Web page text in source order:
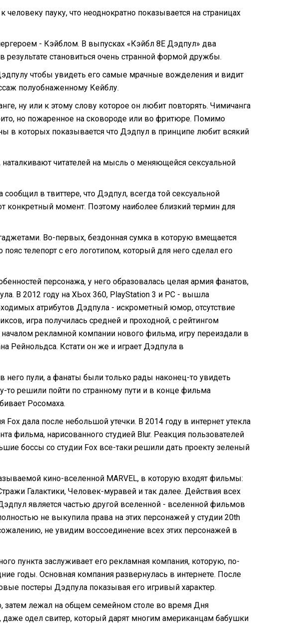
пауку, что неоднократно показывается на страницах
- Кэйблом. В выпусках «Кэйбл 8Е Дэдпул» два
становиться очень странной формой дружбы.
чтобы увидеть его самые мрачные вожделения и видит
полуобнаженному Кейблу.
ну или к этому слову которое он любит повторять. Чимичанга
но пожаренное на сковороде или во фритюре. Помимо
в которых показывается что Дэдпул в принципе любит всякий
читателей на мысль о меняющейся сексуальной
сообщил в твиттере, что Дэдпул, всегда той сексуальной
конкретный момент. Поэтому наиболее близкий термин для
Во-первых, бездонная сумка в которую вмещается
телепорт с его логотипом, который для него сделал его
персонажа, у него образовалась целая армия фанатов,
В 2012 году на ХЬох 360, PlayStation 3 и PC - вышла
атрибутов Дэдпула - искрометный юмор, отсутствие
игра получилась средней и проходной, с рейтингом
рекламной компании нового фильма, игру переиздали в
Рейнольдса. Кстати он же и играет Дэдпула в
него пули, а фанаты были только рады наконец-то увидеть
решили пойти по странному пути и в конце фильма
Росомаха.
дала после небольшой утечки. В 2014 году в интернет утекла
фильма, нарисованного студией Blur. Реакция пользователей
боссы со студии Fox все-таки решили дать проекту зеленый
кино-вселенной MARVEL, в которую входят фильмы:
Галактики, Человек-муравей и так далее. Действия всех
является частью другой вселенной - вселенной фильмов
не выкупила права на этих персонажей у студии 20th
не увидим воссоединение всех этих персонажей в
пункта заслуживает его рекламная компания, которую, по-
годы. Основная компания развернулась в интернете. После
постеры Дэдпула показывая его игривый характер.
затем лежал на общем семейном столе во время Дня
даже одел свитер, который дарят многим американцам бабушки